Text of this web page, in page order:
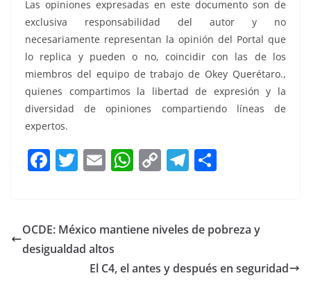
Las opiniones expresadas en este documento son de
exclusiva responsabilidad del autor y no
necesariamente representan la opinión del Portal que
lo replica y pueden o no, coincidir con las de los
miembros del equipo de trabajo de Okey Querétaro.,
quienes compartimos la libertad de expresión y la
diversidad de opiniones compartiendo líneas de
expertos.
F
e
b
T
er
E
l
W
s
p
C
y
n
T
gr
m
e
OCDE: México mantiene niveles de pobreza y
desigualdad altos
El C4, el antes y después en seguridad